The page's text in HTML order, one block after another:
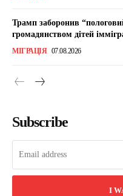
Трамп заборонив
громадянством дітей
МІГРАЦІЯ 07.08.2026
Subscribe
I